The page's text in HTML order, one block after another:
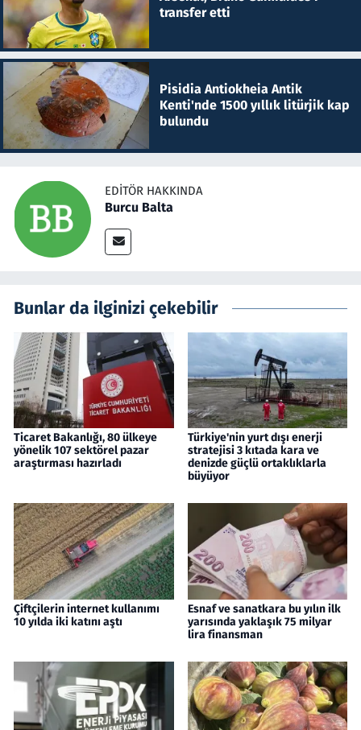
transfer etti
Pisidia Antiokheia Antik
Kenti'nde 1500 yıllık litürjik kap
bulundu
EDITÖR HAKKINDA
Burcu Balta
Bunlar da ilginizi çekebilir
Ticaret Bakanlığı, 80 ülkeye
yönelik 107 sektörel pazar
araştırması hazırladı
Türkiye'nin yurt dışı enerji
stratejisi 3 kıtada kara ve
denizde güçlü ortaklıklarla
büyüyor
Çiftçilerin internet kullanımı
10 yılda iki katını aştı
Esnaf ve sanatkara bu yılın ilk
yarısında yaklaşık 75 milyar
lira finansman